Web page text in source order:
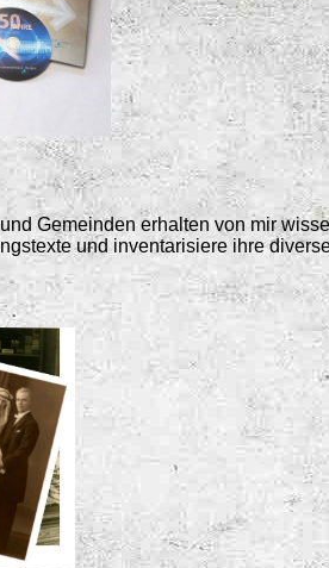
Gemeinden erhalten von mir
und inventarisiere ihre